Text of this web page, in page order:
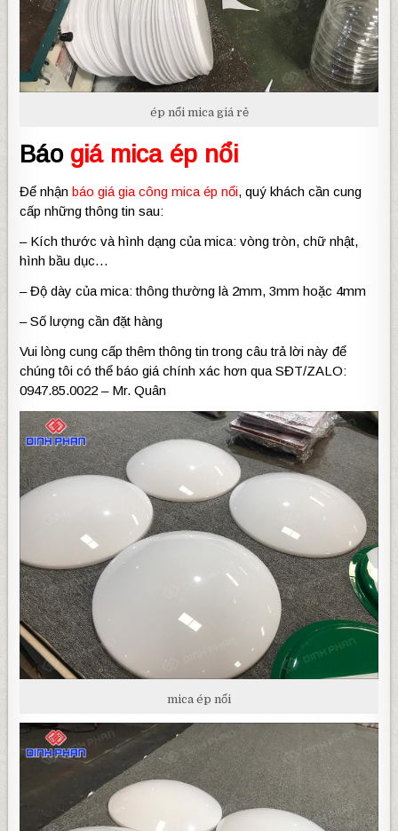
ép nổi mica giá rẻ
Báo giá mica ép nổi
Để nhậnbáo giá gia công mica ép nổi, quý khách cần cung
cấp những thông tin sau:
– Kích thước và hình dạng của mica: vòng tròn, chữ nhật,
hình bầu dục…
– Độ dày của mica: thông thường là 2mm, 3mm hoặc 4mm
– Số lượng cần đặt hàng
Vui lòng cung cấp thêm thông tin trong câu trả lời này để
chúng tôi có thể báo giá chính xác hơn qua SĐT/ZALO:
0947.85.0022 – Mr. Quân
mica ép nổi